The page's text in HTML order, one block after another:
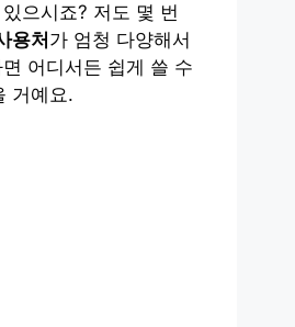
으시죠? 저도 몇 번
용처 가 엄청 다양해서
어디서든 쉽게 쓸 수
거예요.